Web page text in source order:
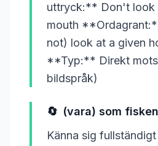
uttryck:** Don't look
mouth
not) look at a given
**Typ:** Direkt
bildspråk)
🔄 (vara) som
Känna sig